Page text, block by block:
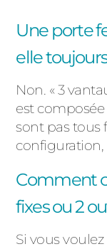
Une porte
elle
Non. « 3
est
sont pas tous
configuration,
Comment
fixes ou 2
Si vous